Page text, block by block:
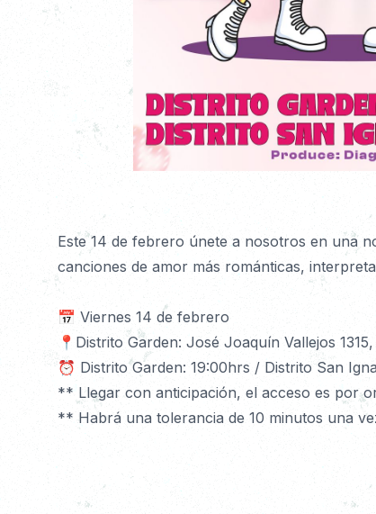
Detalles
Este 14 de febrero únete a nosotros en una
canciones de amor más románticas,
📅 Viernes 14 de febrero
📍Distrito Garden: José Joaquín Vallejos
⏰ Distrito Garden: 19:00hrs / Distrito San
** Llegar con anticipación, el acceso es por
** Habrá una tolerancia de 10 minutos una